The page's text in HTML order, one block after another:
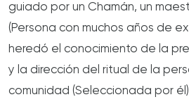
guiado por un Chamán, un
(Persona con muchos años de
heredó el conocimiento de la
y la dirección del ritual de la
comunidad (Seleccionada por